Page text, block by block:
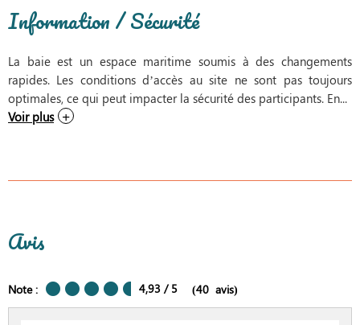
Information / Sécurité
La baie est un espace maritime soumis à des changements
rapides. Les conditions d’accès au site ne sont pas toujours
optimales, ce qui peut impacter la sécurité des participants. En...
Voir plus
Avis
Note : 4,93 / 5 (40 avis)